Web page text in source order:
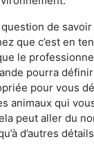
de
que c’est en
le
pourra
pour vous
animaux qui
peut aller du
d’autres